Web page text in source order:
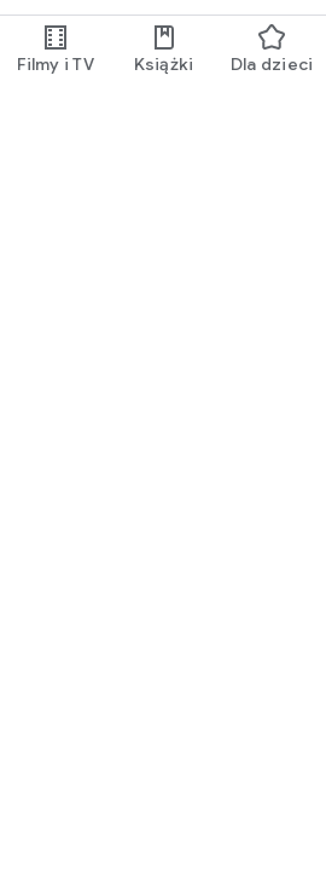
Filmy i TV Książki Dla dzieci